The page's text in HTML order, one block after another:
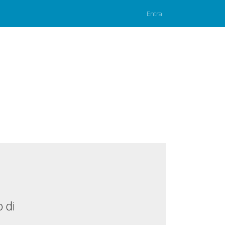
Entra
di